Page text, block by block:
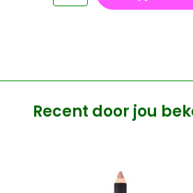
Recent door jou